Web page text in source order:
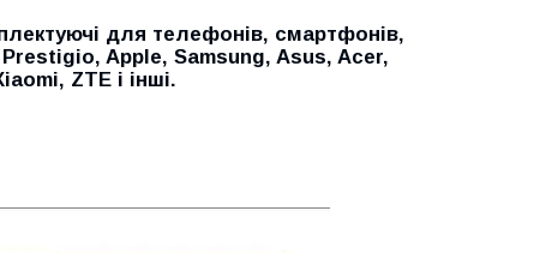
для телефонів, смартфонів,
Apple, Samsung, Asus, Acer,
ZTEі інші.